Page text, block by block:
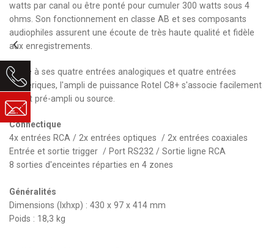
watts par canal ou être ponté pour cumuler 300 watts sous 4
ohms. Son fonctionnement en classe AB et ses composants
audiophiles assurent une écoute de très haute qualité et fidèle
aux enregistrements.
Grâce à ses quatre entrées analogiques et quatre entrées
numériques, l'ampli de puissance Rotel C8+ s'associe facilement
à tout pré-ampli ou source.
Connectique
4x entrées RCA / 2x entrées optiques / 2x entrées coaxiales
Entrée et sortie trigger / Port RS232 / Sortie ligne RCA
8 sorties d'enceintes réparties en 4 zones
Généralités
Dimensions (lxhxp) : 430 x 97 x 414 mm
Poids : 18,3 kg